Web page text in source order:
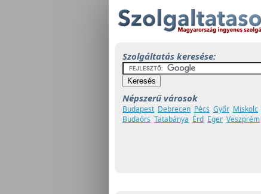
Szolgáltatás keresése:
Népszerű városok
Budapest Debrecen Pécs Győr Miskolc
Budaörs Tatabánya Érd Eger Veszprém